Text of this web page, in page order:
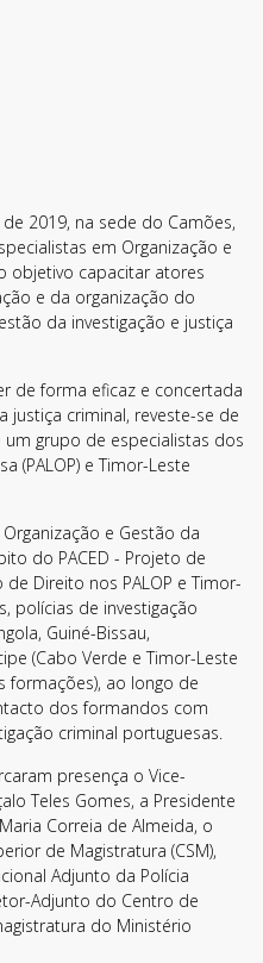
2019, na sede do Camões,
em Organização e
objetivo capacitar atores
e da organização do
da investigação e justiça
de forma eficaz e concertada
criminal, reveste-se de
grupo de especialistas dos
(PALOP) e Timor-Leste
e Gestão da
do PACED - Projeto de
Direito nos PALOP e Timor-
polícias de investigação
Guiné-Bissau,
(Cabo Verde e Timor-Leste
formações), ao longo de
dos formandos com
criminal portuguesas.
presença o Vice-
Teles Gomes, a Presidente
Correia de Almeida, o
de Magistratura (CSM),
Adjunto da Polícia
Adjunto do Centro de
do Ministério